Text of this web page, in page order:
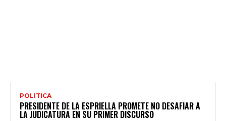
POLITICA
PRESIDENTE DE LA ESPRIELLA PROMETE NO DESAFIAR A
LA JUDICATURA EN SU PRIMER DISCURSO